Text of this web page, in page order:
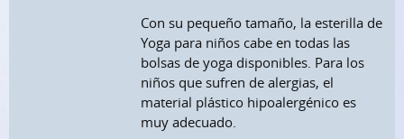
Con su pequeño tamaño, la esterilla de
Yoga para niños cabe en todas las
bolsas de yoga disponibles. Para los
niños que sufren de alergias, el
material plástico hipoalergénico es
muy adecuado.